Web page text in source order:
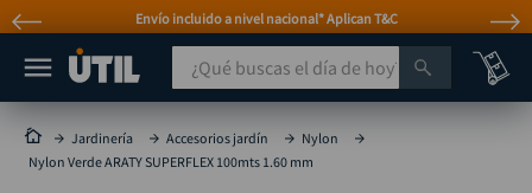
Envío incluido a nivel nacional* Aplican T&C
¿Qué buscas el día de hoy?
Jardinería Accesorios jardín
Nylon
Nylon Verde ARATY SUPERFLEX 100mts 1.60 mm
MÁS BUSCADOS
taladro